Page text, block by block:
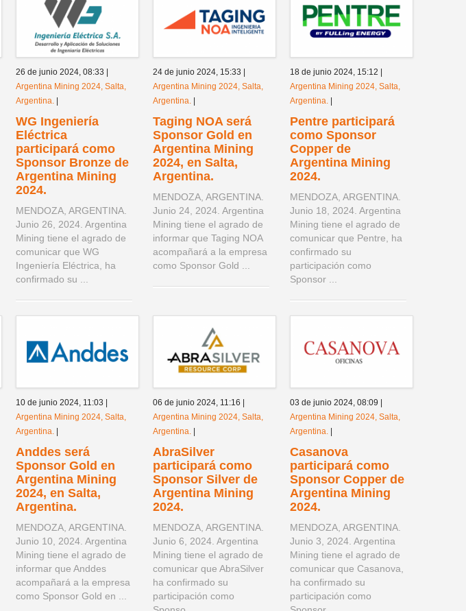
26 de junio 2024, 08:33
Argentina Mining 2024, Salta,
Argentina.
WG Ingeniería
Eléctrica
participará como
Sponsor Bronze de
Argentina Mining
2024.
MENDOZA, ARGENTINA.
Junio 26, 2024. Argentina
Mining tiene el agrado de
comunicar que WG
Ingeniería Eléctrica, ha
confirmado su ...
24 de junio 2024, 15:33
Argentina Mining 2024, Salta,
Argentina.
Taging NOA será
Sponsor Gold en
Argentina Mining
2024, en Salta,
Argentina.
MENDOZA, ARGENTINA.
Junio 24, 2024. Argentina
Mining tiene el agrado de
informar que Taging NOA
acompañará a la empresa
como Sponsor Gold ...
18 de junio 2024, 15:12
Argentina Mining 2024, Salta,
Argentina.
Pentre participará
como Sponsor
Copper de
Argentina Mining
2024.
MENDOZA, ARGENTINA.
Junio 18, 2024. Argentina
Mining tiene el agrado de
comunicar que Pentre, ha
confirmado su
participación como
Sponsor ...
10 de junio 2024, 11:03 |
Argentina Mining 2024, Salta,
Argentina. |
Anddes será
Sponsor Gold en
Argentina Mining
2024, en Salta,
Argentina.
MENDOZA, ARGENTINA.
Junio 10, 2024. Argentina
Mining tiene el agrado de
informar que Anddes
acompañará a la empresa
como Sponsor Gold en ...
06 de junio 2024, 11:16 |
Argentina Mining 2024, Salta,
Argentina. |
AbraSilver
participará como
Sponsor Silver de
Argentina Mining
2024.
MENDOZA, ARGENTINA.
Junio 6, 2024. Argentina
Mining tiene el agrado de
comunicar que AbraSilver
ha confirmado su
participación como
03 de junio 2024, 08:09 |
Argentina Mining 2024, Salta,
Argentina. |
Casanova
participará como
Sponsor Copper de
Argentina Mining
2024.
MENDOZA, ARGENTINA.
Junio 3, 2024. Argentina
Mining tiene el agrado de
comunicar que Casanova,
ha confirmado su
participación como